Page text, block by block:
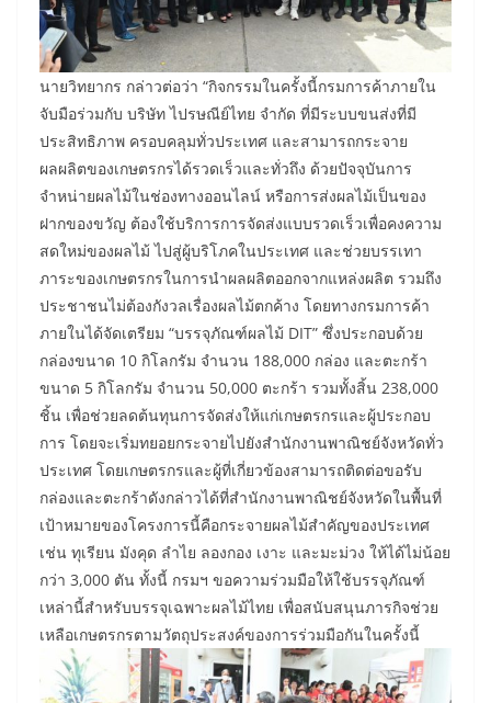
นายวิทยากร กล่าวต่อว่า “กิจกรรมในครั้งนี้กรมการค้าภายใน
จับมือร่วมกับ บริษัท ไปรษณีย์ไทย จำกัด ที่มีระบบขนส่งที่มี
ประสิทธิภาพ ครอบคลุมทั่วประเทศ และสามารถกระจาย
ผลผลิตของเกษตรกรได้รวดเร็วและทั่วถึง ด้วยปัจจุบันการ
จำหน่ายผลไม้ในช่องทางออนไลน์ หรือการส่งผลไม้เป็นของ
ฝากของขวัญ ต้องใช้บริการการจัดส่งแบบรวดเร็วเพื่อคงความ
สดใหม่ของผลไม้ ไปสู่ผู้บริโภคในประเทศ และช่วยบรรเทา
ภาระของเกษตรกรในการนำผลผลิตออกจากแหล่งผลิต รวมถึง
ประชาชนไม่ต้องกังวลเรื่องผลไม้ตกค้าง โดยทางกรมการค้า
ภายในได้จัดเตรียม “บรรจุภัณฑ์ผลไม้ DIT” ซึ่งประกอบด้วย
กล่องขนาด 10 กิโลกรัม จำนวน 188,000 กล่อง และตะกร้า
ขนาด 5 กิโลกรัม จำนวน 50,000 ตะกร้า รวมทั้งสิ้น 238,000
ชิ้น เพื่อช่วยลดต้นทุนการจัดส่งให้แก่เกษตรกรและผู้ประกอบ
การ โดยจะเริ่มทยอยกระจายไปยังสำนักงานพาณิชย์จังหวัดทั่ว
ประเทศ โดยเกษตรกรและผู้ที่เกี่ยวข้องสามารถติดต่อขอรับ
กล่องและตะกร้าดังกล่าวได้ที่สำนักงานพาณิชย์จังหวัดในพื้นที่
เป้าหมายของโครงการนี้คือกระจายผลไม้สำคัญของประเทศ
เช่น ทุเรียน มังคุด ลำไย ลองกอง เงาะ และมะม่วง ให้ได้ไม่น้อย
กว่า 3,000 ตัน ทั้งนี้ กรมฯ ขอความร่วมมือให้ใช้บรรจุภัณฑ์
เหล่านี้สำหรับบรรจุเฉพาะผลไม้ไทย เพื่อสนับสนุนภารกิจช่วย
เหลือเกษตรกรตามวัตถุประสงค์ของการร่วมมือกันในครั้งนี้